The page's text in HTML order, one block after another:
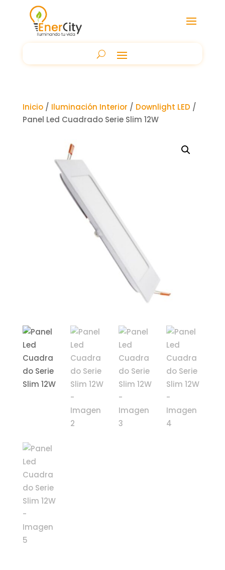
Inicio/ Iluminación Interior / Downlight LED /
Panel Led Cuadrado Serie Slim 12W